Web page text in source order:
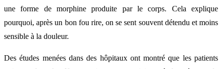
une forme de morphine produite par le corps. Cela explique
pourquoi, après un bon fou rire, on se sent souvent détendu et moins
sensible à la douleur.
Des études menées dans des hôpitaux ont montré que les patients